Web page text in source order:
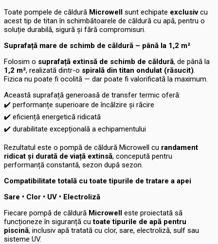
Toate pompele de căldură Microwell sunt echipate exclusivcu
acest tip de titan în schimbătoarele de căldură cu apă, pentru o
soluție durabilă, sigură și fără compromisuri.
Suprafață mare de schimb de căldură – până la 1,2 m²
Folosim o suprafață extinsă de schimb de căldură, de până la
1,2 m², realizată dintr-o spirală din titan ondulat (răsucit).
Fizica nu poate fi ocolită — dar poate fi valorificată la maximum.
Această suprafață generoasă de transfer termic oferă:
✔️ performanțe superioare de încălzire și răcire
✔️ eficiență energetică ridicată
✔️ durabilitate excepțională a echipamentului
Rezultatul este o pompă de căldură Microwell cu randament
ridicat și durată de viață extinsă, concepută pentru
performanță constantă, sezon după sezon.
Compatibilitate totală cu toate tipurile de tratare a apei
Sare • Clor • UV • Electroliză
Fiecare pompă de căldură Microwell este proiectată să
funcționeze în siguranță cutoate tipurile de apă pentru
piscină, inclusiv apă tratată cu clor, sare, electroliză, sulf sau
sisteme UV.